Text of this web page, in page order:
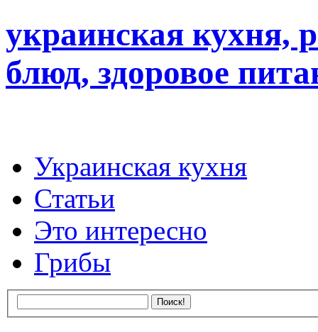
украинская кухня,
блюд, здоровое
Украинская кухня
Статьи
Это интересно
Грибы